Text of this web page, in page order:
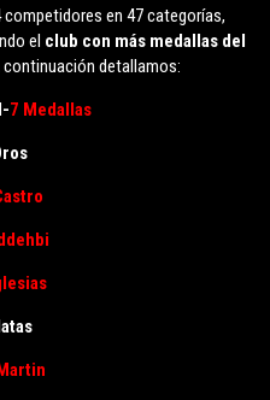
en 47 categorías,
el club con más medallas del
continuación detallamos:
7 Medallas